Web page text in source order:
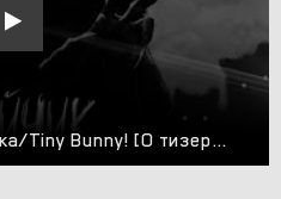
Я был прав насчет Зайчика/Tiny Bunny! [О тизере пятого эпизода]